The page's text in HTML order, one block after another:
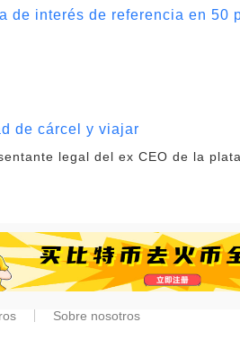
de interés de referencia en 50
de cárcel y viajar
legal del ex CEO de la
Sobre nosotros